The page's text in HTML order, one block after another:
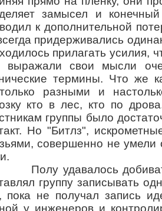
замысел и
к дополнительной
придерживались
прилагать усилия,
выражали свои мысли
термины. Что же
разными и
кто в лес, кто по
группы было
Но "Битлз",
совершенно не умели
удавалось
группу записывать
пока не получал запись
у инженеров и